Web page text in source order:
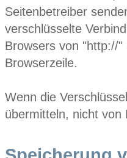
Seitenbetreiber
verschlüsselte
Browsers von "http://
Browserzeile.
Wenn die
übermitteln, nicht von